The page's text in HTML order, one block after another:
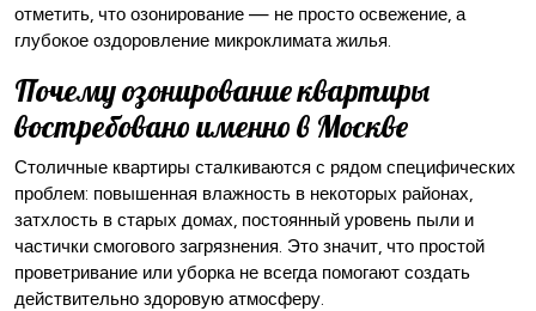
отметить, что озонирование — не просто освежение, а
глубокое оздоровление микроклимата жилья.
Почему озонирование квартиры
востребовано именно в Москве
Столичные квартиры сталкиваются с рядом специфических
проблем: повышенная влажность в некоторых районах,
затхлость в старых домах, постоянный уровень пыли и
частички смогового загрязнения. Это значит, что простой
проветривание или уборка не всегда помогают создать
действительно здоровую атмосферу.